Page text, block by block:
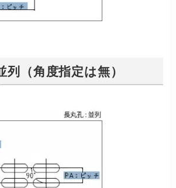
（角度指定は無）